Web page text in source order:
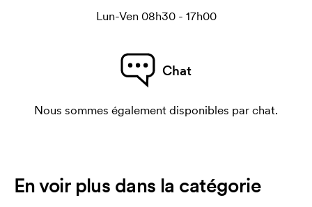
Lun-Ven 08h30 - 17h00
Chat
Nous sommes également disponibles par chat.
En voir plus dans la catégorie